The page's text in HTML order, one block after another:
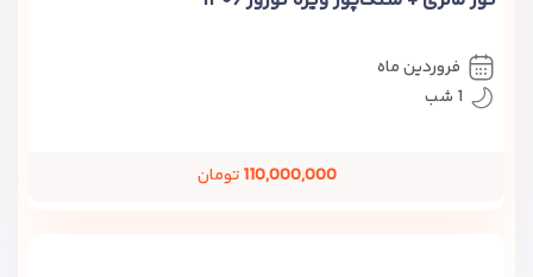
فروردین ماه
1 شب
110,000,000تومان